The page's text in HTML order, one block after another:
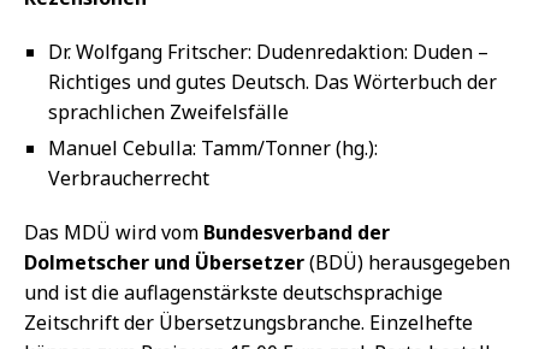
Dr. Wolfgang Fritscher: Dudenredaktion: Duden –
Richtiges und gutes Deutsch. Das Wörterbuch der
sprachlichen Zweifelsfälle
Manuel Cebulla: Tamm/Tonner (hg.):
Verbraucherrecht
Das MDÜ wird vom Bundesverband der
Dolmetscher und Übersetzer(BDÜ) herausgegeben
und ist die auflagenstärkste deutschsprachige
Zeitschrift der Übersetzungsbranche. Einzelhefte